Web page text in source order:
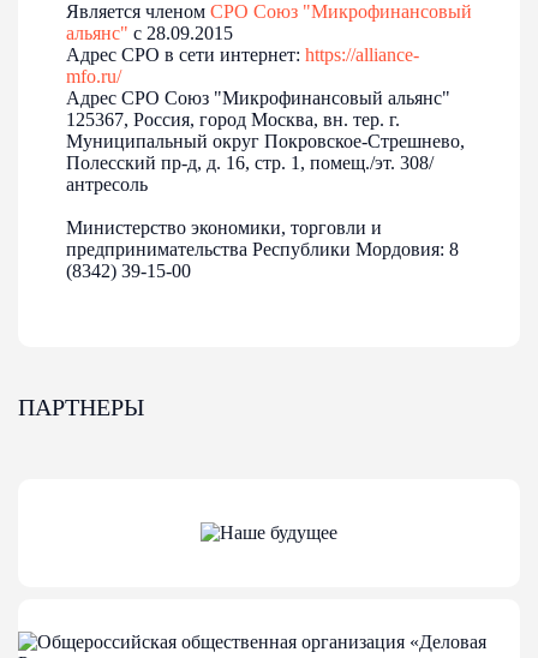
16-07-2026
Предприниматели Мордовии активно подают
заявки на «Индекс дела»
Интерес к всероссийскому рейтингу «Индекс дела»
продолжает расти.
Является членом СРО Союз "Микрофинансовый
альянс" с 28.09.2015
Адрес СРО в сети интернет: https://alliance-
mfo.ru/
Адрес СРО Союз "Микрофинансовый альянс"
125367, Россия, город Москва, вн. тер. г.
Муниципальный округ Покровское-Стрешнево,
Полесский пр-д, д. 16, стр. 1, помещ./эт. 308/
антресоль
Министерство экономики, торговли и
предпринимательства Республики Мордовия: 8
(8342) 39-15-00
ПАРТНЕРЫ